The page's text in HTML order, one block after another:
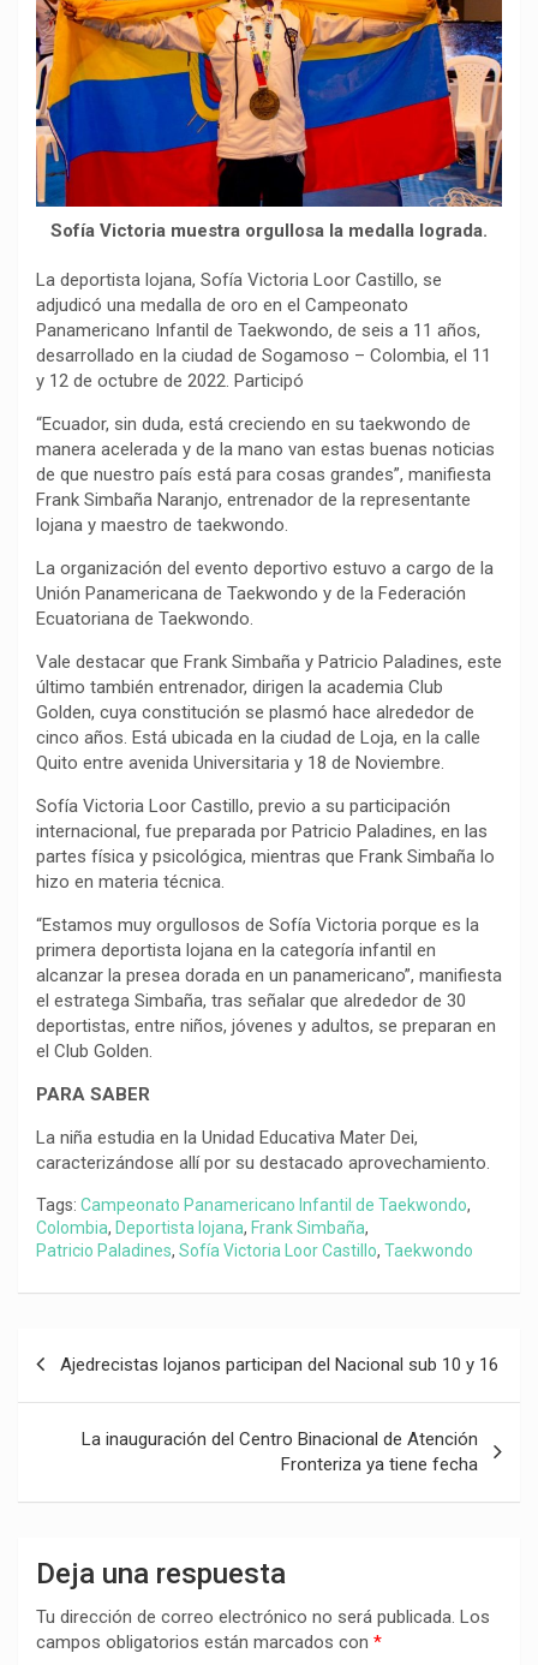
o
k
p
a
m
n
k
t
r
Sofía Victoria muestra orgullosa la medalla lograda.
La deportista lojana, Sofía Victoria Loor Castillo, se
adjudicó una medalla de oro en el Campeonato
Panamericano Infantil de Taekwondo, de seis a 11 años,
desarrollado en la ciudad de Sogamoso – Colombia, el 11
y 12 de octubre de 2022. Participó
“Ecuador, sin duda, está creciendo en su taekwondo de
manera acelerada y de la mano van estas buenas noticias
de que nuestro país está para cosas grandes”, manifiesta
Frank Simbaña Naranjo, entrenador de la representante
lojana y maestro de taekwondo.
La organización del evento deportivo estuvo a cargo de la
Unión Panamericana de Taekwondo y de la Federación
Ecuatoriana de Taekwondo.
Vale destacar que Frank Simbaña y Patricio Paladines, este
último también entrenador, dirigen la academia Club
Golden, cuya constitución se plasmó hace alrededor de
cinco años. Está ubicada en la ciudad de Loja, en la calle
Quito entre avenida Universitaria y 18 de Noviembre.
Sofía Victoria Loor Castillo, previo a su participación
internacional, fue preparada por Patricio Paladines, en las
partes física y psicológica, mientras que Frank Simbaña lo
hizo en materia técnica.
“Estamos muy orgullosos de Sofía Victoria porque es la
primera deportista lojana en la categoría infantil en
alcanzar la presea dorada en un panamericano”, manifiesta
el estratega Simbaña, tras señalar que alrededor de 30
deportistas, entre niños, jóvenes y adultos, se preparan en
el Club Golden.
PARA SABER
La niña estudia en la Unidad Educativa Mater Dei,
caracterizándose allí por su destacado aprovechamiento.
Tags: Campeonato Panamericano Infantil de Taekwondo,
Colombia, Deportista lojana, Frank Simbaña,
Patricio Paladines, Sofía Victoria Loor Castillo, Taekwondo
Ajedrecistas lojanos participan del Nacional sub 10 y 16
La inauguración del Centro Binacional de Atención
Fronteriza ya tiene fecha
Deja una respuesta
Tu dirección de correo electrónico no será publicada. Los
campos obligatorios están marcados con *